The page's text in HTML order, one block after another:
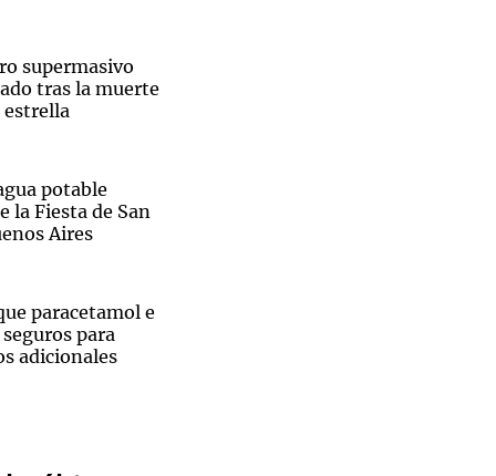
supermasivo
tras la muerte
estrella
potable
la Fiesta de San
Aires
paracetamol e
para
adicionales